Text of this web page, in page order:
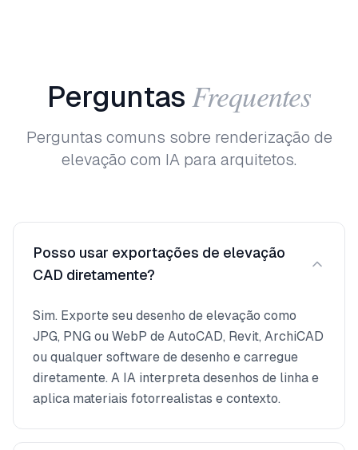
Perguntas Frequentes
Perguntas comuns sobre renderização de
elevação com IA para arquitetos.
Posso usar exportações de elevação
CAD diretamente?
Sim. Exporte seu desenho de elevação como
JPG, PNG ou WebP de AutoCAD, Revit, ArchiCAD
ou qualquer software de desenho e carregue
diretamente. A IA interpreta desenhos de linha e
aplica materiais fotorrealistas e contexto.